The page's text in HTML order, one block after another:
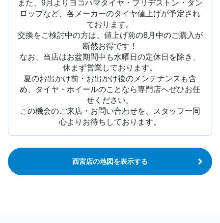
また、9月よりヨコハマタイヤ・ブリヂストン・ダン
ロップなど、各メーカーのタイヤ値上げが予定され
ております。
交換をご検討中の方は、値上げ前の8月中のご購入が
断然お得です！
なお、当店はお盆期間中も水曜日の定休日を除き、
休まず営業しております。
夏のお出かけ前・お出かけ後のメンテナンスも含
め、タイヤ・ホイールのことなら専門店へぜひお任
せください。
この機会のご来店・お問い合わせを、スタッフ一同
心よりお待ちしております。
西宮店の地図を表示する